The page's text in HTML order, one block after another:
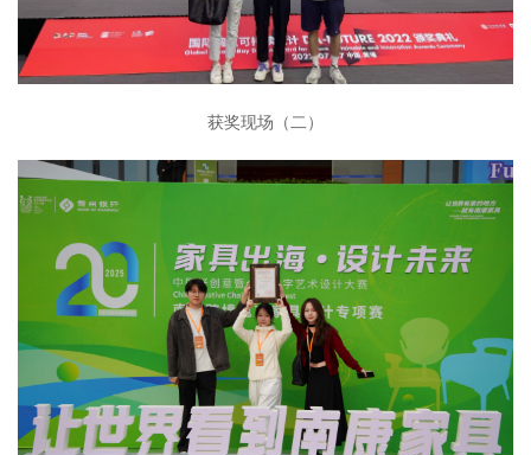
获奖现场（二）